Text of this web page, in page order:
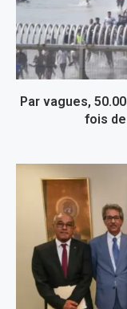
Par vagues,
fois